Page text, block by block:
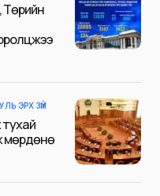
Төрийн
ЭРХ ЗҮЙ
тухай
мөрдөнө